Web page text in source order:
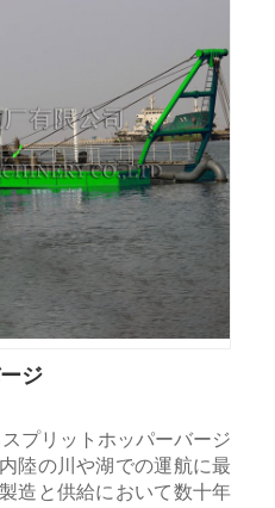
ジ
プリットホッパーバージ
陸の川や湖での運航に最
造と供給において数十年